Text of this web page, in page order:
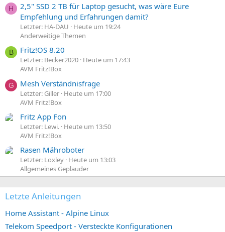
H
2,5" SSD 2 TB für Laptop gesucht, was wäre Eure
Empfehlung und Erfahrungen damit?
Letzter: HA-DAU
Heute um 19:24
Anderweitige Themen
B Fritz!OS 8.20
Letzter: Becker2020 Heute um 17:43
AVM Fritz!Box
G Mesh Verständnisfrage
Letzter: Giller Heute um 17:00
AVM Fritz!Box
Fritz App Fon
Letzter: Lewi. Heute um 13:50
AVM Fritz!Box
Rasen Mähroboter
Letzter: Loxley Heute um 13:03
Allgemeines Geplauder
Letzte Anleitungen
Home Assistant - Alpine Linux
Telekom Speedport - Versteckte Konfigurationen